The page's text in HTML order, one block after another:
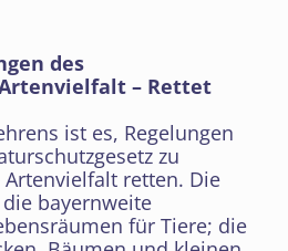
des
– Rettet
ist es, Regelungen
zu
retten. Die
bayernweite
für Tiere; die